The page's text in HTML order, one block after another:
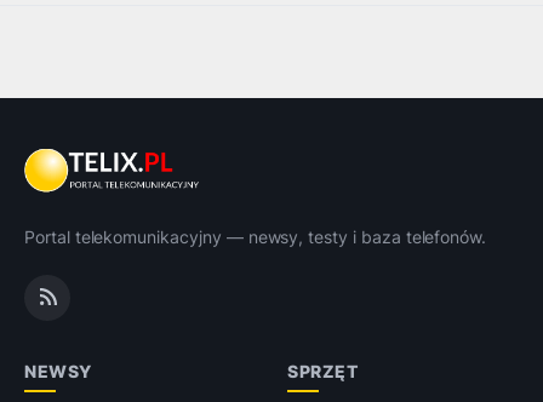
Portal telekomunikacyjny — newsy, testy i baza telefonów.
NEWSY SPRZĘT